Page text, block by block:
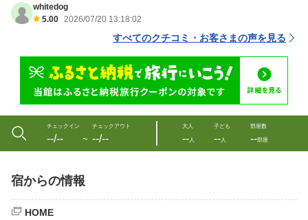
whitedog
5.00 2026/07/20 13:18:02
すべてのクチコミ・お客さまの声を見る
チェックイン
--/-- 〜
チェックアウト
--/--
大人
--人
子ども
--人
部屋数
--部屋
宿からの情報
HOME